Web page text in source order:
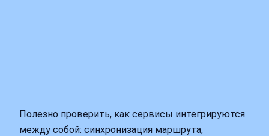
Полезно проверить, как сервисы интегрируются
между собой: синхронизация маршрута,